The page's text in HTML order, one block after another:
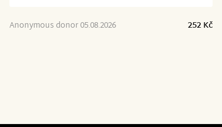
Anonymous donor 05.08.2026 252 Kč